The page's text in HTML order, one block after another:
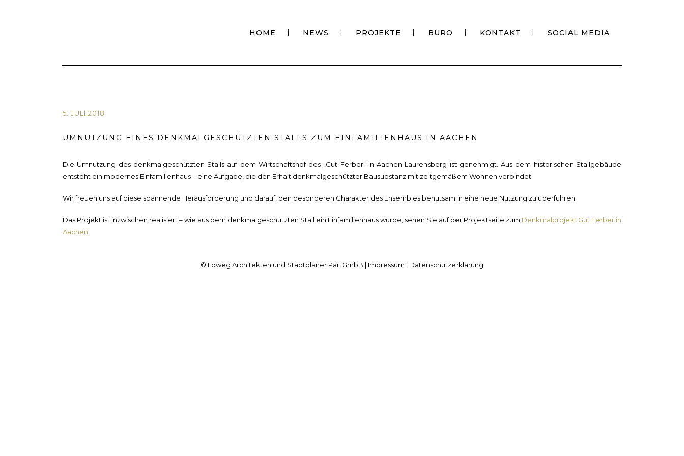
HOME NEWS PROJEKTE BÜRO KONTAKT SOCIAL MEDIA
5. JULI 2018
UMNUTZUNG EINES DENKMALGESCHÜTZTEN STALLS ZUM EINFAMILIENHAUS IN AACHEN
Die Umnutzung des denkmalgeschützten Stalls auf dem Wirtschaftshof des „Gut Ferber“ in Aachen-Laurensberg ist genehmigt. Aus dem historischen Stallgebäude
entsteht ein modernes Einfamilienhaus – eine Aufgabe, die den Erhalt denkmalgeschützter Bausubstanz mit zeitgemäßem Wohnen verbindet.
Wir freuen uns auf diese spannende Herausforderung und darauf, den besonderen Charakter des Ensembles behutsam in eine neue Nutzung zu überführen.
Das Projekt ist inzwischen realisiert – wie aus dem denkmalgeschützten Stall ein Einfamilienhaus wurde, sehen Sie auf der Projektseite zum Denkmalprojekt Gut Ferber in
Aachen
© Loweg Architekten und Stadtplaner PartGmbB | Impressum | Datenschutzerklärung